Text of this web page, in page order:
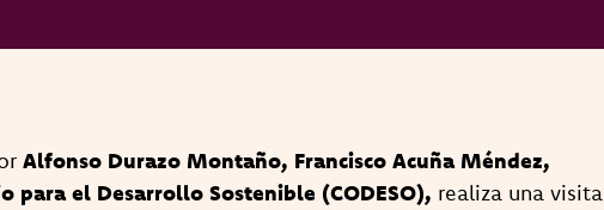
Alfonso Durazo Montaño, Francisco Acuña Méndez,
para el Desarrollo Sostenible (CODESO), realiza una visita